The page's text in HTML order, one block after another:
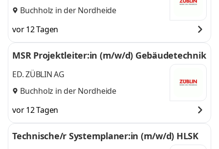
Buchholz in der Nordheide
vor 12 Tagen
MSR Projektleiter:in (m/w/d) Gebäudetechnik
ED. ZÜBLIN AG
Buchholz in der Nordheide
vor 12 Tagen
Technische/r Systemplaner:in (m/w/d) HLSK